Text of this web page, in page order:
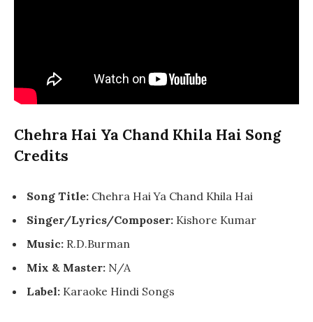
Chehra Hai Ya Chand Khila Hai Song
Credits
Song Title: Chehra Hai Ya Chand Khila Hai
Singer/Lyrics/Composer: Kishore Kumar
Music: R.D.Burman
Mix & Master: N/A
Label: Karaoke Hindi Songs